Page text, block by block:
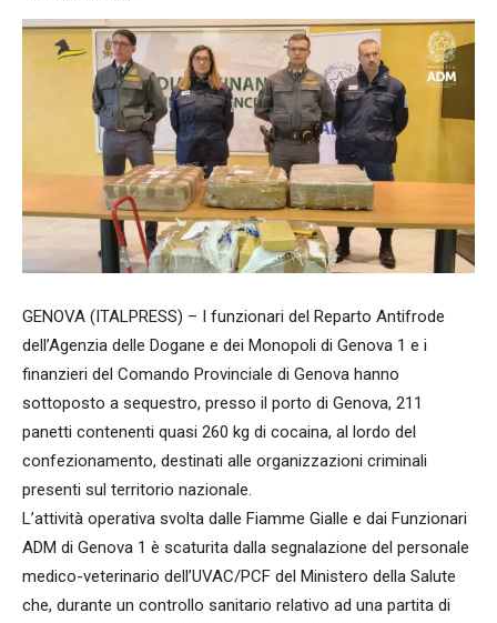
GENOVA (ITALPRESS) – I funzionari del Reparto Antifrode
dell’Agenzia delle Dogane e dei Monopoli di Genova 1 e i
finanzieri del Comando Provinciale di Genova hanno
sottoposto a sequestro, presso il porto di Genova, 211
panetti contenenti quasi 260 kg di cocaina, al lordo del
confezionamento, destinati alle organizzazioni criminali
presenti sul territorio nazionale.
L’attività operativa svolta dalle Fiamme Gialle e dai Funzionari
ADM di Genova 1 è scaturita dalla segnalazione del personale
medico-veterinario dell’UVAC/PCF del Ministero della Salute
che, durante un controllo sanitario relativo ad una partita di